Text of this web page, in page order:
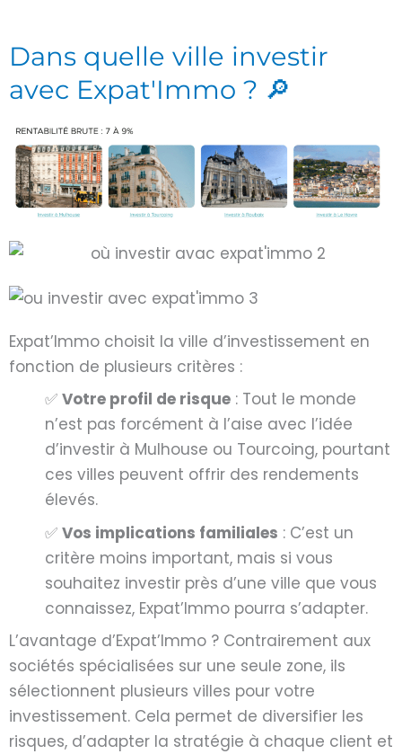
Dans quelle ville investir
avec Expat'Immo ? 🔎
Expat’Immo choisit la ville d’investissement en
fonction de plusieurs critères :
✅ Votre profil de risque : Tout le monde
n’est pas forcément à l’aise avec l’idée
d’investir à Mulhouse ou Tourcoing, pourtant
ces villes peuvent offrir des rendements
élevés.
✅ Vos implications familiales : C’est un
critère moins important, mais si vous
souhaitez investir près d’une ville que vous
connaissez, Expat’Immo pourra s’adapter.
L’avantage d’Expat’Immo ? Contrairement aux
sociétés spécialisées sur une seule zone, ils
sélectionnent plusieurs villes pour votre
investissement. Cela permet de diversifier les
risques, d’adapter la stratégie à chaque client et